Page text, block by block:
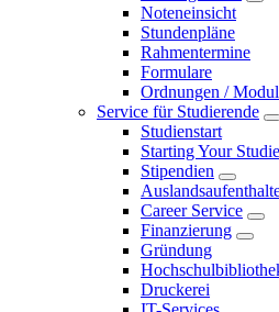
Noteneinsicht
Stundenpläne
Rahmentermine
Formulare
Ordnungen /
Service für Studierende
Studienstart
Starting Your
Stipendien
Career Service
Finanzierung
Gründung
Druckerei